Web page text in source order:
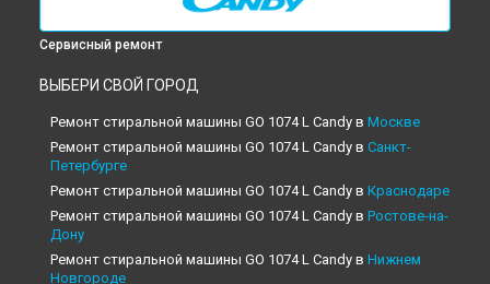
Сервисный ремонт
ВЫБЕРИ СВОЙ ГОРОД
Ремонт стиральной машины GO 1074 L Candy в Москве
Ремонт стиральной машины GO 1074 L Candy в Санкт-
Петербурге
Ремонт стиральной машины GO 1074 L Candy в Краснодаре
Ремонт стиральной машины GO 1074 L Candy в Ростове-на-
Дону
Ремонт стиральной машины GO 1074 L Candy в Нижнем
Новгороде